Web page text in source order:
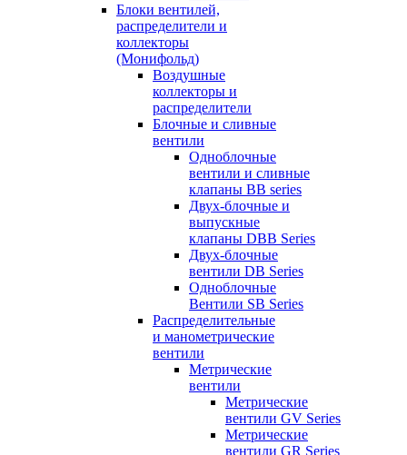
Блоки вентилей,
распределители и
коллекторы
(Монифольд)
Воздушные
коллекторы и
распределители
Блочные и сливные
вентили
Одноблочные
вентили и сливные
клапаны BB series
Двух-блочные и
выпускные
клапаны DBB Series
Двух-блочные
вентили DB Series
Одноблочные
Вентили SB Series
Распределительные
и манометрические
вентили
Метрические
вентили
Метрические
вентили GV Series
Метрические
вентили GR Series